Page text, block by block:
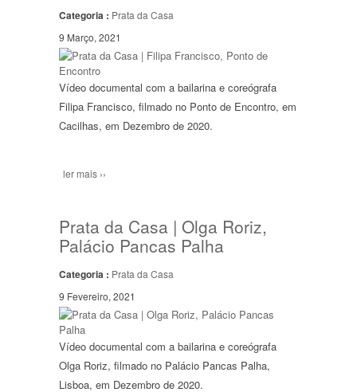
Categoria : Prata da Casa
9 Março, 2021
Vídeo documental com a bailarina e coreógrafa
Filipa Francisco, filmado no Ponto de Encontro, em
Cacilhas, em Dezembro de 2020.
ler mais ››
Prata da Casa | Olga Roriz,
Palácio Pancas Palha
Categoria : Prata da Casa
9 Fevereiro, 2021
Vídeo documental com a bailarina e coreógrafa
Olga Roriz, filmado no Palácio Pancas Palha,
Lisboa, em Dezembro de 2020.